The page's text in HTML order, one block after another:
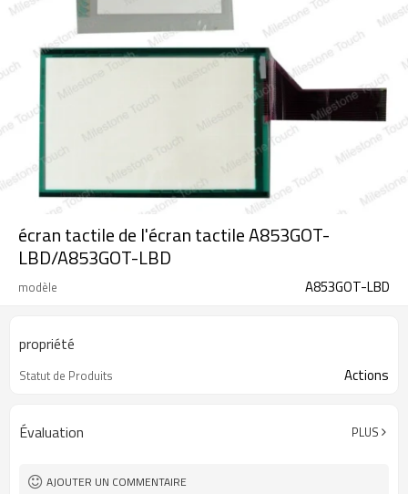
écran tactile de l'écran tactile A853GOT-
LBD/A853GOT-LBD
modèle A853GOT-LBD
propriété
Statut de Produits Actions
Évaluation PLUS
AJOUTER UN COMMENTAIRE